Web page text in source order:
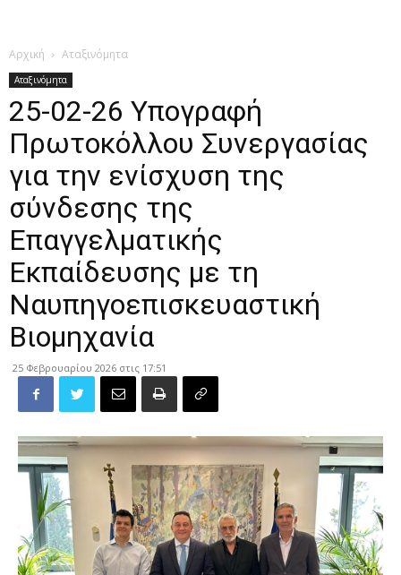
Αρχική Αταξινόμητα
Αταξινόμητα
25-02-26 Υπογραφή
Πρωτοκόλλου Συνεργασίας
για την ενίσχυση της
σύνδεσης της
Επαγγελματικής
Εκπαίδευσης με τη
Ναυπηγοεπισκευαστική
Βιομηχανία
25 Φεβρουαρίου 2026 στις 17:51